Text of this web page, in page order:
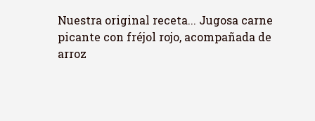
Nuestra original receta... Jugosa carne
picante con fréjol rojo, acompañada de
arroz